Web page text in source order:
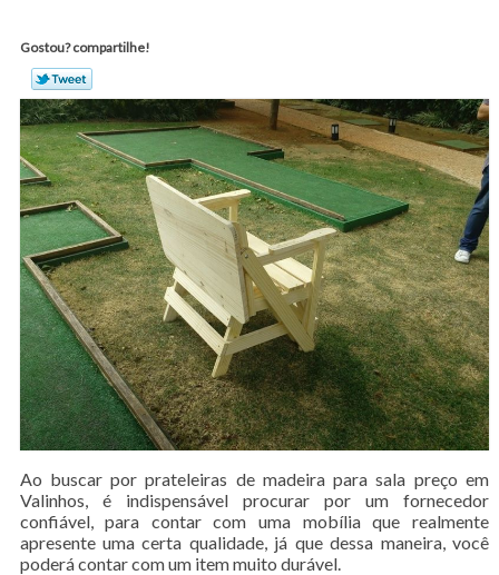
Gostou? compartilhe!
Ao buscar por prateleiras de madeira para sala preço em
Valinhos, é indispensável procurar por um fornecedor
confiável, para contar com uma mobília que realmente
apresente uma certa qualidade, já que dessa maneira, você
poderá contar com um item muito durável.